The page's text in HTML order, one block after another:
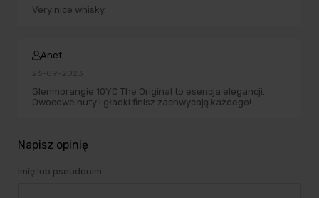
Very nice whisky.
Anet
26-09-2023
Glenmorangie 10YO The Original to esencja elegancji.
Owocowe nuty i gładki finisz zachwycają każdego!
Napisz opinię
Imię lub pseudonim